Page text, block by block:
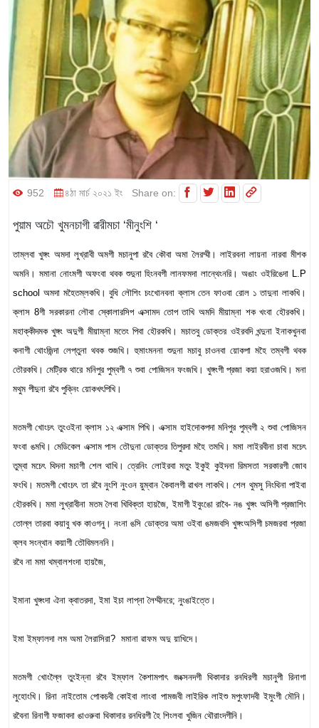
952 ৪ঠা মার্চ ২০২১ ইং Share on:
পুয়াম অচৌ খুমনচাগী ৱারীমচা ‘মীনুংশি ‘
তাম্লবা খুঙ্গং অমদা লুখ্রাবী অমগী মচানুপা রবৈ কৌবা অমা লৈরম্মী। লাইরবনা লায়না নারবা মীশক
অমনি। মমানা নোংমগী অফংবা থবক শুদুনা হিংনবগী লানফমদা লান্থেংনরি। অঙাং ওইরিঙেদা L.P
school অমদা মহৈতম্লকখি। বুধি লৌশিং চংখোনবনা ক্লাস তেন ফাওবা রোল ১ তাদুনা লাকখি।
ক্লাস 8গী সরকারনা লৌবা স্কোলারসিপ এক্সামদ তোপ তাখি অমদি মীয়াম্না শক খংবা হৌরকখি।
মহাক্কীদমক খুঙ্গং অদুগী মীয়াম্না মতেং পিবা হৌরকখি। মচাতবু ডোক্তর ওইরবদি খন্দুনা ইনাকখুনবা
কনাগী থোংজিন্দা লেপ্তুনা থবক শুজখি। হুমাংমননা শুদুনা মচাবু চাওনবা য়োকপা মহৈ তম্বগী থবক
তৌরকখি। মেট্রিক থারে মনিপুর পুম্বগী ৭ শুবা পোজিসন ফংজখি। খুঙ্গংগী প্রজা কয়া হরাওজখি। মনা
মথুম পীদুনা রবৈ পুক্নিং য়োকখৎপিখি।
মতমগী খোংচৎ তুংওইনা ক্লাস ১২ এক্সাম পিখি। এক্সাম হাইদোকপদা মনিপুর পুম্বগী ২ শুবা পোজিসন
ফংবা ঙমখি। মেডিকেল এক্সাম পাস তৌদুনা ডোক্তর তিপুরদা মহৈ তমখি। মমা লাইরবীনা চাবা মচেৎ
তুম্বা মচেৎ থিদনা মচাগী শেল থাখি। ত্রেনিং লোইরবা মতুং ইকুই কুইদনা রিমসতা সরকারগী জোব
ফংখি। মতমগী খোংচৎ তা রবৈ নুংশি নুংওন য়ুম্বান কৈবালগী ৱাখল লাকখি। শেল থুমসু নিংথিনা পাইবা
হৌরকখি। মমা লুখ্রাবীনা মতম লৈবা খিবিক্তা হায়জৈ, ইমাগী ইবুংঙো রাবৈ- নঙ খুঙ্গং অসিগী প্রজাশিং
তোল্ল তারবা কয়াবু খক কাওগনু। নংনা ঙসি ডোক্তর অমা ওইবা ঙমজবসি খুঙ্গংঅসিগী চমজরবা প্রজা
ক্লব সংন্থান কয়াগী তৌবিমলননি।
রবৈ না মমা থম্বালশংদা হায়জৈ,
ইমানা খুঙ্গংদা ঐনা ক্বাতরদা, ইমা ইচা লাপ্না লৈম্মীনরে; নুংঙাইত্তে।
ইমা ইম্ফালদা লম অমা লৈরাসিরা? মমানা ৱাফম অদু য়াখিদে।
মতমগী খোংল্লৈ তুংইন্না রবৈ ইম্ফাল কৈশামপাৎ জংক্সনদগী থিকাদার রনধিরগী মচানুপী রিনাগা
লুহোংখি। রিনা নাইতোম পোকচবী কোইবা লাংবা পামজবী লাইরিক লাইশু মপুংফাদবী ইমুংগী মৌনি।
রবৈনা রিনাগী ফজাবদা ঙাওরুবা থিকাদার রনধিরগী হৈ শিংলবা খুজিন থৌরাংদগীনি।